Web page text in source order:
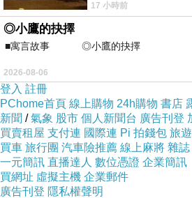
17 小時前
◎小鷹的抉擇
■寓言故事 ◎小鷹的抉
2026-08-06
登入 註冊
PChome首頁 線上購物 24h購物 書店
新聞 /氣象 股市 個人新聞台 廣告刊登
買賣租屋 支付連 國際連 Pi 拍錢包 旅遊
買車 旅行團 汽車險推薦 線上麻將 雜誌
一元簡訊 直播達人 數位憑證 企業簡訊
買網址 虛擬主機 企業郵件
廣告刊登 隱私權聲明